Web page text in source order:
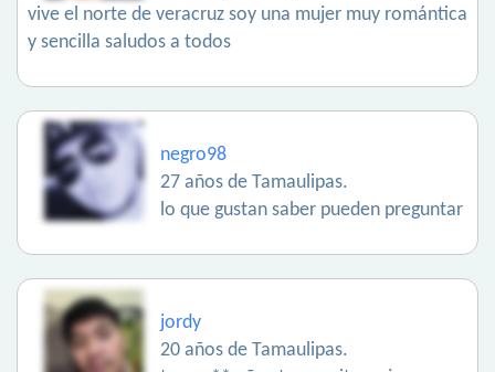
vive el norte de veracruz soy una mujer muy romántica
y sencilla saludos a todos
negro98
27 años de Tamaulipas.
lo que gustan saber pueden preguntar
jordy
20 años de Tamaulipas.